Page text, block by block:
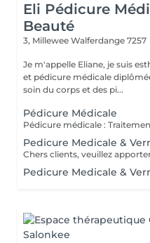
Eli Pédicure
Beauté
3, Millewee Walferdange 7257
Je m'appelle Eliane, je suis
et pédicure médicale
soin du corps et des pi...
Pédicure Médicale
Pedicure Medicale &
Pedicure Medicale &